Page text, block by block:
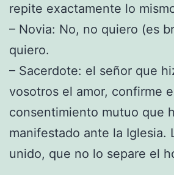
repite exactamente lo
– Novia: No, no quiero (es
quiero.
– Sacerdote: el señor que
vosotros el amor, confirme
consentimiento mutuo que
manifestado ante la Iglesia.
unido, que no lo separe el